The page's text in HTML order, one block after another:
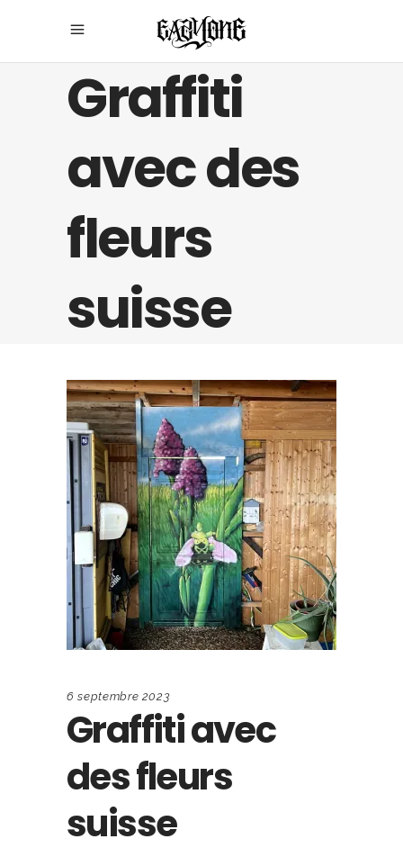
Graffiti
avec des
fleurs
suisse
6 septembre 2023
Graffiti avec
des fleurs
suisse